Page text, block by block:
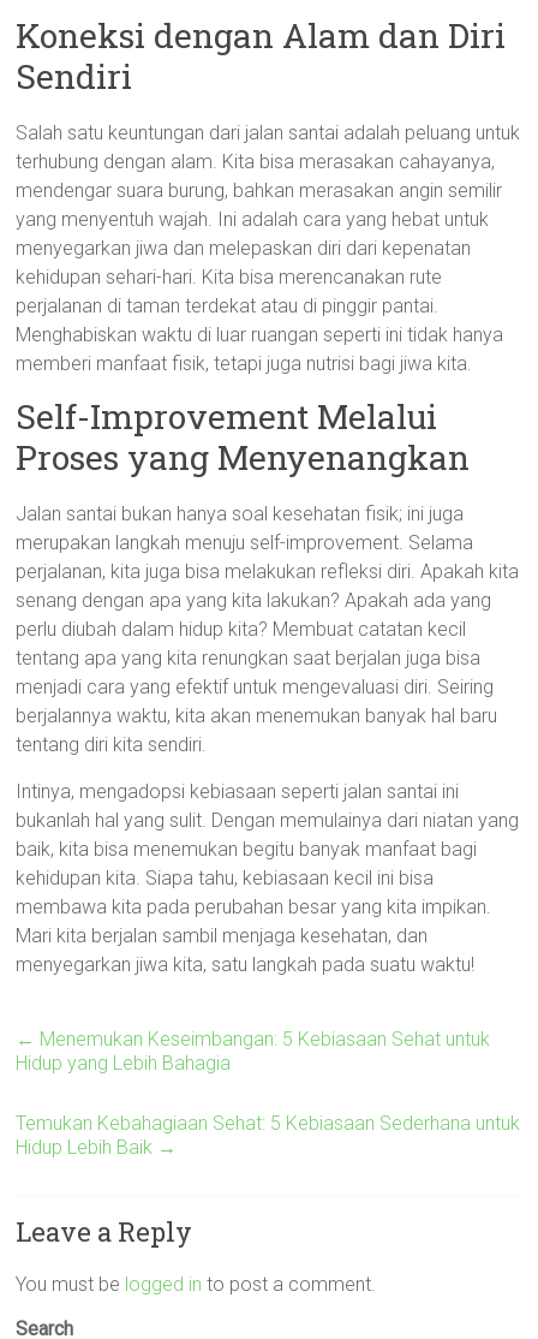
Koneksi dengan Alam dan Diri
Sendiri
Salah satu keuntungan dari jalan santai adalah peluang untuk
terhubung dengan alam. Kita bisa merasakan cahayanya,
mendengar suara burung, bahkan merasakan angin semilir
yang menyentuh wajah. Ini adalah cara yang hebat untuk
menyegarkan jiwa dan melepaskan diri dari kepenatan
kehidupan sehari-hari. Kita bisa merencanakan rute
perjalanan di taman terdekat atau di pinggir pantai.
Menghabiskan waktu di luar ruangan seperti ini tidak hanya
memberi manfaat fisik, tetapi juga nutrisi bagi jiwa kita.
Self-Improvement Melalui
Proses yang Menyenangkan
Jalan santai bukan hanya soal kesehatan fisik; ini juga
merupakan langkah menuju self-improvement. Selama
perjalanan, kita juga bisa melakukan refleksi diri. Apakah kita
senang dengan apa yang kita lakukan? Apakah ada yang
perlu diubah dalam hidup kita? Membuat catatan kecil
tentang apa yang kita renungkan saat berjalan juga bisa
menjadi cara yang efektif untuk mengevaluasi diri. Seiring
berjalannya waktu, kita akan menemukan banyak hal baru
tentang diri kita sendiri.
Intinya, mengadopsi kebiasaan seperti jalan santai ini
bukanlah hal yang sulit. Dengan memulainya dari niatan yang
baik, kita bisa menemukan begitu banyak manfaat bagi
kehidupan kita. Siapa tahu, kebiasaan kecil ini bisa
membawa kita pada perubahan besar yang kita impikan.
Mari kita berjalan sambil menjaga kesehatan, dan
menyegarkan jiwa kita, satu langkah pada suatu waktu!
← Menemukan Keseimbangan: 5 Kebiasaan Sehat untuk
Hidup yang Lebih Bahagia
Temukan Kebahagiaan Sehat: 5 Kebiasaan Sederhana untuk
Hidup Lebih Baik →
Leave a Reply
You must be logged in to post a comment.
Search